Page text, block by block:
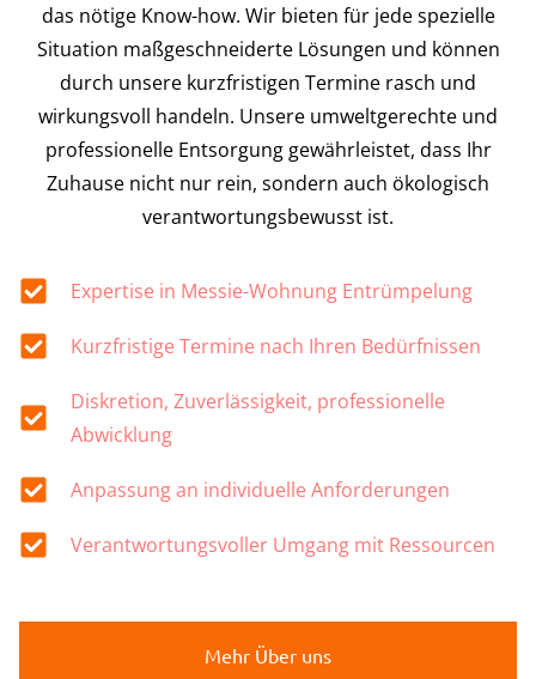
das nötige Know-how. Wir bieten für jede spezielle
Situation maßgeschneiderte Lösungen und können
durch unsere kurzfristigen Termine rasch und
wirkungsvoll handeln. Unsere umweltgerechte und
professionelle Entsorgung gewährleistet, dass Ihr
Zuhause nicht nur rein, sondern auch ökologisch
verantwortungsbewusst ist.
Expertise in Messie-Wohnung Entrümpelung
Kurzfristige Termine nach Ihren Bedürfnissen
Diskretion, Zuverlässigkeit, professionelle
Abwicklung
Anpassung an individuelle Anforderungen
Verantwortungsvoller Umgang mit Ressourcen
Mehr Über uns